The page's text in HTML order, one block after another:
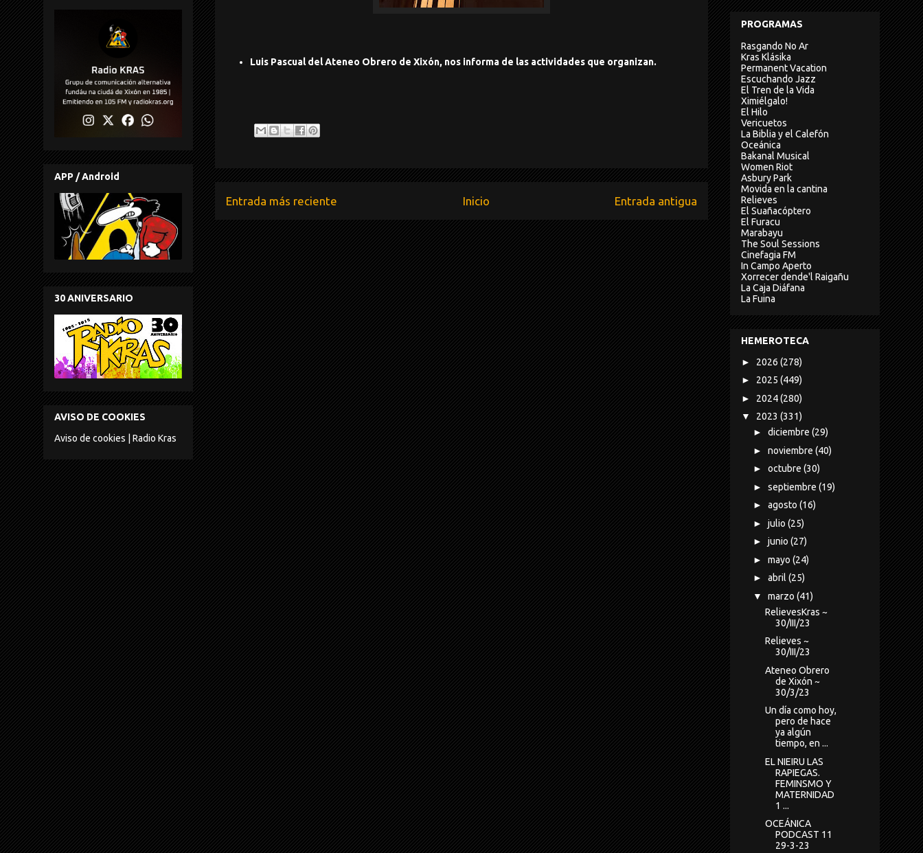
Luis Pascual del Ateneo Obrero de Xixón, nos informa de las actividades que organizan.
Entrada más reciente Entrada antigua
Inicio
APP / Android
30 ANIVERSARIO
AVISO DE COOKIES
Aviso de cookies | Radio Kras
PROGRAMAS
Rasgando No Ar
Kras Klásika
Permanent Vacation
Escuchando Jazz
El Tren de la Vida
Ximiélgalo!
El Hilo
Vericuetos
La Biblia y el Calefón
Oceánica
Bakanal Musical
Women Riot
Asbury Park
Movida en la cantina
Relieves
El Suañacóptero
El Furacu
Marabayu
The Soul Sessions
Cinefagia FM
In Campo Aperto
Xorrecer dende'l Raigañu
La Caja Diáfana
La Fuina
HEMEROTECA
► 2026 (278)
► 2025 (449)
► 2024(280)
▼ 2023 (331)
► diciembre (29)
► noviembre (40)
► octubre (30)
► septiembre (19)
► agosto (16)
► julio (25)
► junio (27)
► mayo (24)
► abril (25)
▼ marzo (41)
RelievesKras ~
30/III/23
Relieves ~
30/III/23
Ateneo Obrero
de Xixón ~
30/3/23
Un día como hoy,
pero de hace
ya algún
tiempo, en ...
EL NIEIRU LAS
RAPIEGAS.
FEMINSMO Y
MATERNIDAD
1 ...
OCEÁNICA
PODCAST 11
29-3-23